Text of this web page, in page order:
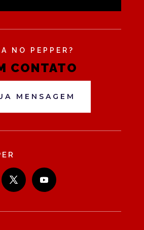
NO PEPPER?
CONTATO
MENSAGEM